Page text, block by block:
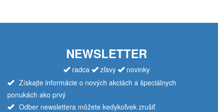
NEWSLETTER
radca zľavy
novinky
Získajte informácie o nových akciách a špeciálnych
ponukách ako prvý
Odber newslettera môžete kedykoľvek zrušiť